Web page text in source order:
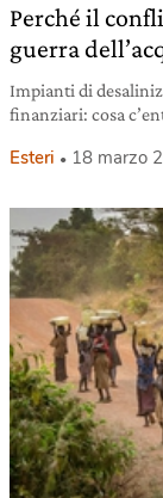
Perché il
guerra
Impianti di
finanziari: cosa
Esteri 18 marzo